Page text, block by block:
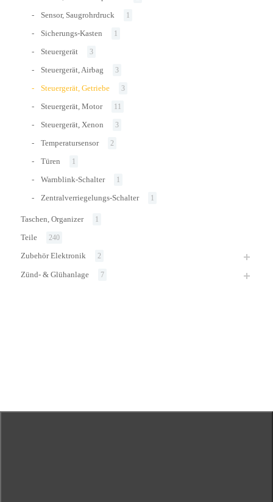
Sensor, Saugrohrdruck 1
Sicherungs-Kasten 1
Steuergerät 3
Steuergerät, Airbag 3
Steuergerät, Getriebe 3
Steuergerät, Motor 11
Steuergerät, Xenon 3
Temperatursensor 2
Türen 1
Warnblink-Schalter 1
Zentralverriegelungs-Schalter 1
Taschen, Organizer 1
Teile 240
Zubehör Elektronik 2
Zünd- & Glühanlage 7